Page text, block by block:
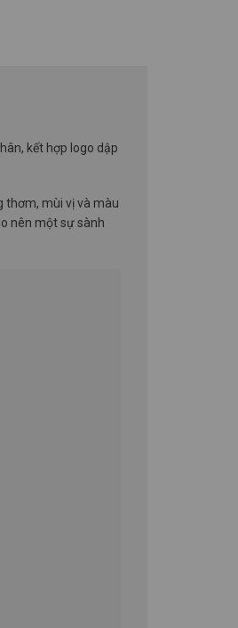
kết hợp logo dập
thơm, mùi vị và màu
nên một sự sành